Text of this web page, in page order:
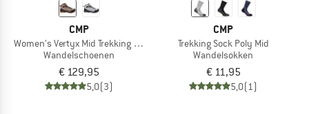
CMP
Women's Vertyx Mid Trekking Shoes WP
Wandelschoenen
€ 129,95
5,0(3)
CMP
Trekking Sock Poly Mid
Wandelsokken
€ 11,95
5,0(1)